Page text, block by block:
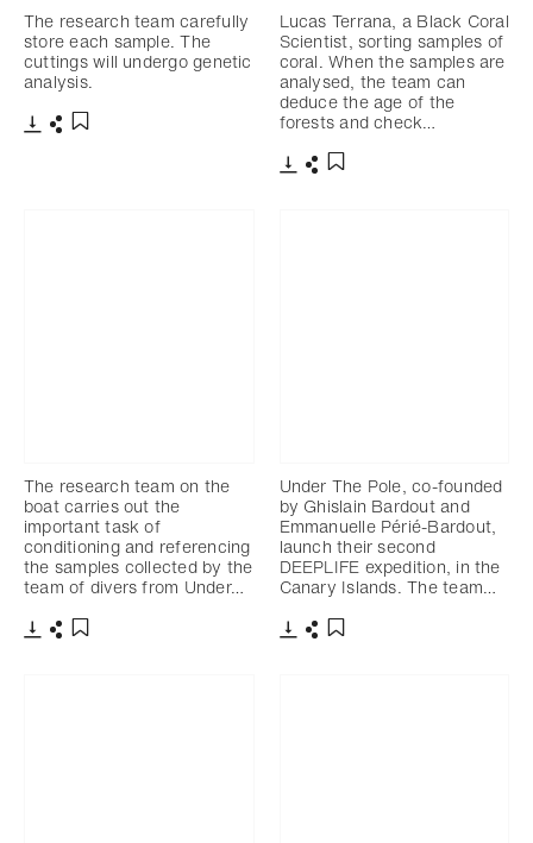
The research team carefully
store each sample. The
cuttings will undergo genetic
analysis.
Lucas Terrana, a Black Coral
Scientist, sorting samples of
coral. When the samples are
analysed, the team can
deduce the age of the
forests and check…
The research team on the
boat carries out the
important task of
conditioning and referencing
the samples collected by the
team of divers from Under…
Under The Pole, co-founded
by Ghislain Bardout and
Emmanuelle Périé-Bardout,
launch their second
DEEPLIFE expedition, in the
Canary Islands. The team…